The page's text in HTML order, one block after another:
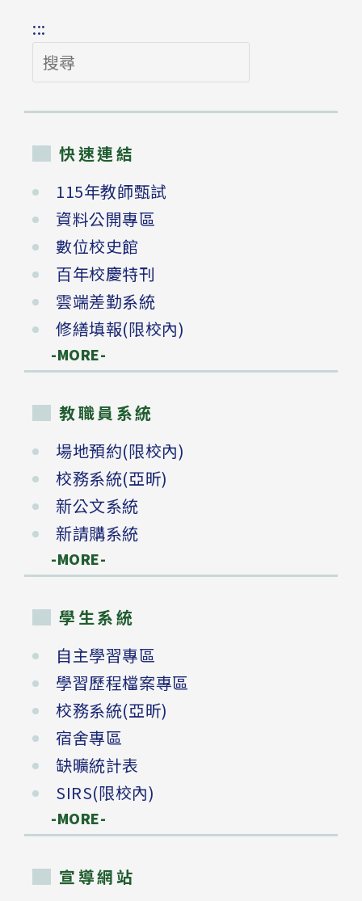
:::
搜
尋
快速連結
115年教師甄試
資料公開專區
數位校史館
百年校慶特刊
雲端差勤系統
修繕填報(限校內)
-MORE-
教職員系統
場地預約(限校內)
校務系統(亞昕)
新公文系統
新請購系統
-MORE-
學生系統
自主學習專區
學習歷程檔案專區
校務系統(亞昕)
宿舍專區
缺曠統計表
SIRS(限校內)
-MORE-
宣導網站